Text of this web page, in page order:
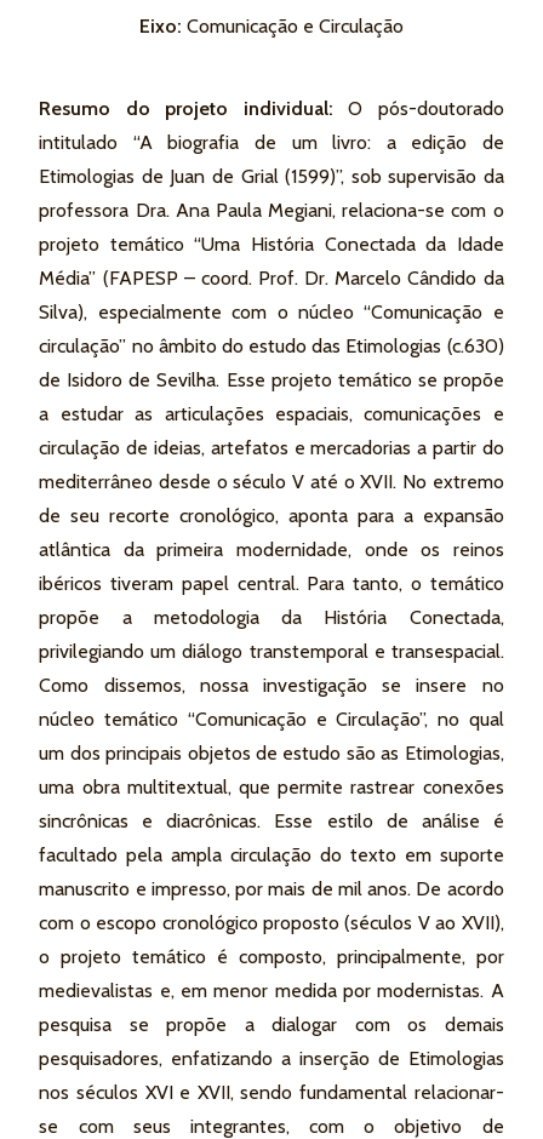
Eixo: Comunicação e Circulação
Resumo do projeto individual: O pós-doutorado
intitulado “A biografia de um livro: a edição de
Etimologias de Juan de Grial (1599)”, sob supervisão da
professora Dra. Ana Paula Megiani, relaciona-se com o
projeto temático “Uma História Conectada da Idade
Média” (FAPESP – coord. Prof. Dr. Marcelo Cândido da
Silva), especialmente com o núcleo “Comunicação e
circulação” no âmbito do estudo das Etimologias (c.630)
de Isidoro de Sevilha. Esse projeto temático se propõe
a estudar as articulações espaciais, comunicações e
circulação de ideias, artefatos e mercadorias a partir do
mediterrâneo desde o século V até o XVII. No extremo
de seu recorte cronológico, aponta para a expansão
atlântica da primeira modernidade, onde os reinos
ibéricos tiveram papel central. Para tanto, o temático
propõe a metodologia da História Conectada,
privilegiando um diálogo transtemporal e transespacial.
Como dissemos, nossa investigação se insere no
núcleo temático “Comunicação e Circulação”, no qual
um dos principais objetos de estudo são as Etimologias,
uma obra multitextual, que permite rastrear conexões
sincrônicas e diacrônicas. Esse estilo de análise é
facultado pela ampla circulação do texto em suporte
manuscrito e impresso, por mais de mil anos. De acordo
com o escopo cronológico proposto (séculos V ao XVII),
o projeto temático é composto, principalmente, por
medievalistas e, em menor medida por modernistas. A
pesquisa se propõe a dialogar com os demais
pesquisadores, enfatizando a inserção de Etimologias
nos séculos XVI e XVII, sendo fundamental relacionar-
se com seus integrantes, com o objetivo de